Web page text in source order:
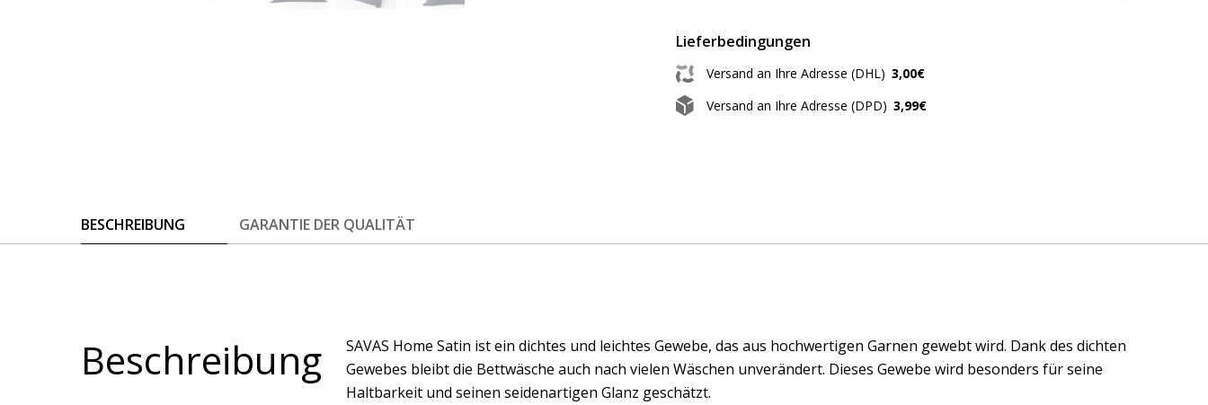
Lieferbedingungen
Versand an Ihre Adresse (DHL) 3,00€
Versand an Ihre Adresse (DPD) 3,99€
BESCHREIBUNG GARANTIE DER QUALITÄT
Beschreibung
SAVAS Home Satin ist ein dichtes und leichtes Gewebe, das aus hochwertigen Garnen gewebt wird. Dank des dichten
Gewebes bleibt die Bettwäsche auch nach vielen Wäschen unverändert. Dieses Gewebe wird besonders für seine
Haltbarkeit und seinen seidenartigen Glanz geschätzt.